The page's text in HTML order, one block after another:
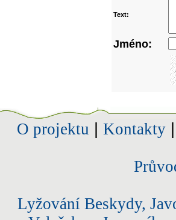
Text:
Jméno:
O projektu Kontakty|
Lyžování Beskydy,